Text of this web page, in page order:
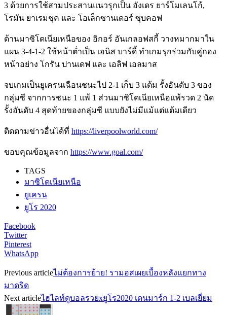
3 ด้วยการใช้สามประสานแนวรุกเป็น อังเดร ยาร์โมเลนโก้,
โรมัน ยาเรมชุค และ โอเล็กซานเดอร์ ซุบคอฟ
ด้านมาซิโดเนียเหนือของ อิกอร์ อันเกลอฟสกี้ วางหมากมาใน
แผน 3-4-1-2 ใช้หน้าต่ำเป็น เอนิส บาร์ดี้ ทำเกมรุกร่วมกับคู่กอง
หน้าอย่าง โกรัน ปานเดฟ และ เอลิฟ เอลมาส
จบเกมเป็นยูเครนเฉือนชนะไป 2-1 เก็บ 3 แต้ม รั้งอันดับ 3 ของ
กลุ่มซี จากการชนะ 1 แพ้ 1 ส่วนมาซิโดเนียเหนือแพ้รวด 2 นัด
รั้งอันดับ 4 สุดท้ายของกลุ่มซี แบบยังไม่มีแม้แต่แต้มเดียว
ติดตามข่าวอื่นได้ที่ https://liverpoolworld.com/
ขอบคุณข้อมูลจาก https://www.goal.com/
TAGS
มาซิโดเนียเหนือ
ยูเครน
ยูโร 2020
Facebook
Twitter
Pinterest
WhatsApp
Previous articleไม่ต้องการย้าย! รามอสเผยเบื้องหลังแยกทาง
มาดริด
Next articleไฮไลท์ดูบอลรวยxยูโร2020 เดนมาร์ก 1-2 เบลเยี่ยม